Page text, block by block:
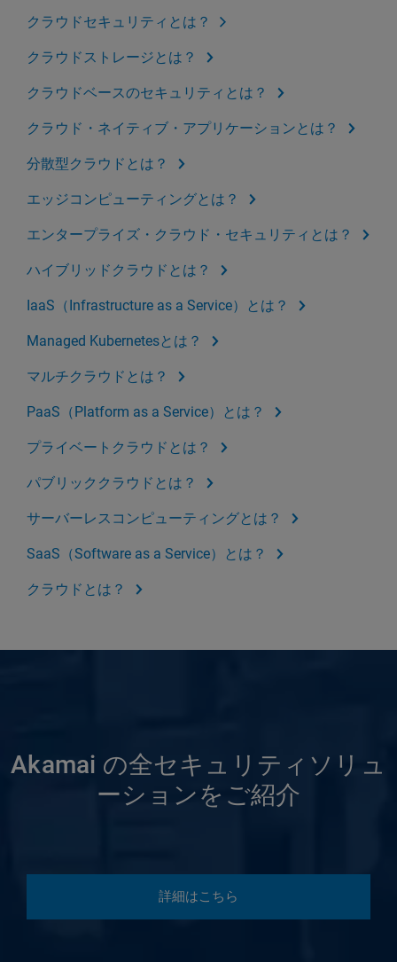
クラウドセキュリティとは？
クラウドストレージとは？
クラウドベースのセキュリティとは？
クラウド・ネイティブ・アプリケーションとは？
分散型クラウドとは？
エッジコンピューティングとは？
エンタープライズ・クラウド・セキュリティとは？
ハイブリッドクラウドとは？
IaaS（Infrastructure as a Service）とは？
Managed Kubernetesとは？
マルチクラウドとは？
PaaS（Platform as a Service）とは？
プライベートクラウドとは？
パブリッククラウドとは？
サーバーレスコンピューティングとは？
SaaS（Software as a Service）とは？
クラウドとは？
Akamai の全セキュリティソリュ
ーションをご紹介
詳細はこちら